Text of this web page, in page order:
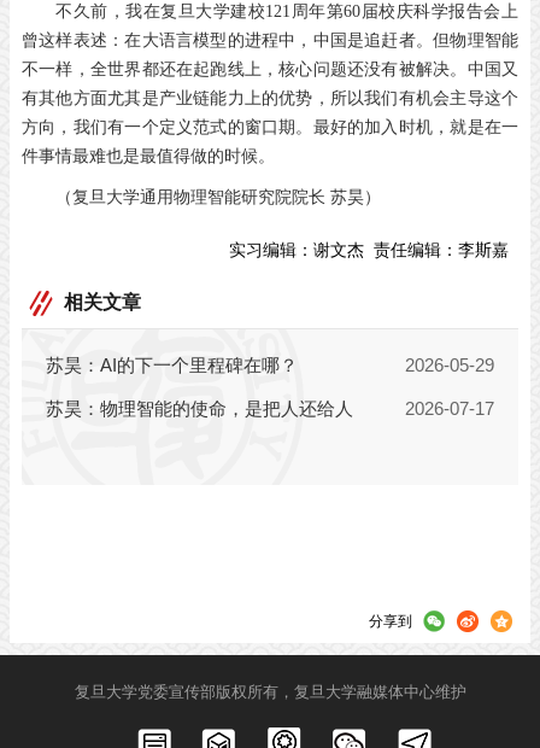
不久前，我在复旦大学建校121周年第60届校庆科学报告会上
曾这样表述：在大语言模型的进程中，中国是追赶者。但物理智能
不一样，全世界都还在起跑线上，核心问题还没有被解决。中国又
有其他方面尤其是产业链能力上的优势，所以我们有机会主导这个
方向，我们有一个定义范式的窗口期。最好的加入时机，就是在一
件事情最难也是最值得做的时候。
（复旦大学通用物理智能研究院院长 苏昊）
实习编辑： 谢文杰 责任编辑： 李斯嘉
相关文章
分享到
复旦大学党委宣传部版权所有，复旦大学融媒体中心维护